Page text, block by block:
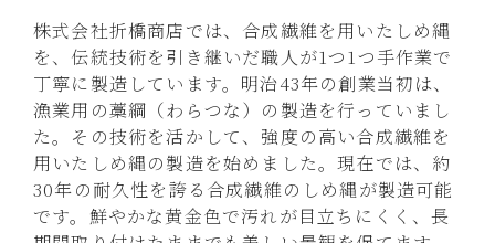
株式会社折橋商店では、合成繊維を用いたしめ縄
を、伝統技術を引き継いだ職人が1つ1つ手作業で
丁寧に製造しています。明治43年の創業当初は、
漁業用の藁綱（わらつな）の製造を行っていまし
た。その技術を活かして、強度の高い合成繊維を
用いたしめ縄の製造を始めました。現在では、約
30年の耐久性を誇る合成繊維のしめ縄が製造可能
です。鮮やかな黄金色で汚れが目立ちにくく、長